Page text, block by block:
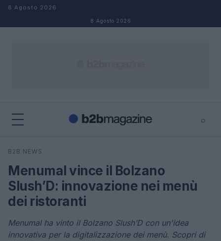
Salta al contenuto
8 Agosto 2026
8 Agosto 2026
⌕
Cerca
B2B NEWS
Menumal vince il Bolzano
Slush’D: innovazione nei menù
dei ristoranti
Menumal ha vinto il Bolzano Slush’D con un'idea
innovativa per la digitalizzazione dei menù. Scopri di